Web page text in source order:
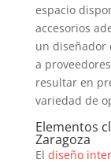
espacio
accesorios
un diseñador
a
resultar en
variedad de
Elementos
Zaragoza
El diseño